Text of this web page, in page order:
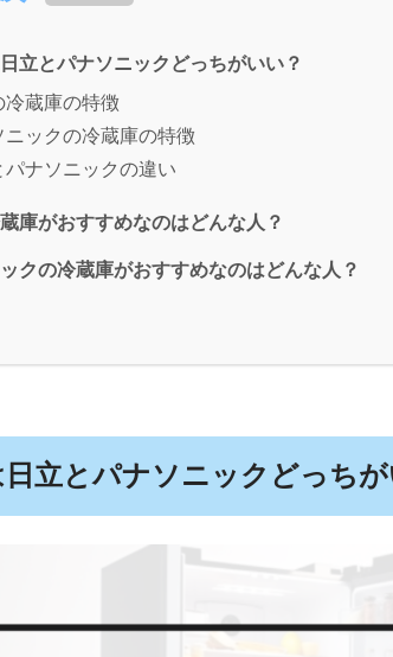
立とパナソニックどっちがいい？
冷蔵庫の特徴
ニックの冷蔵庫の特徴
パナソニックの違い
庫がおすすめなのはどんな人？
クの冷蔵庫がおすすめなのはどんな人？
立とパナソニックどっちが